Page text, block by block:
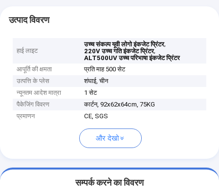
उत्पाद विवरण
हाई लाइट
उच्च संकल्प यूवी लोगो इंकजेट प्रिंटर,
220V उच्च गति इंकजेट प्रिंटर,
ALT500UV उच्च परिभाषा इंकजेट प्रिंटर
आपूर्ति की क्षमता
प्रति माह 500 सेट
उत्पत्ति के प्लेस
शंघाई, चीन
न्यूनतम आदेश मात्रा
1 सेट
पैकेजिंग विवरण
कार्टन, 92x62x64cm, 75KG
प्रमाणन
CE, SGS
और देखो
सम्पर्क करने का विवरण